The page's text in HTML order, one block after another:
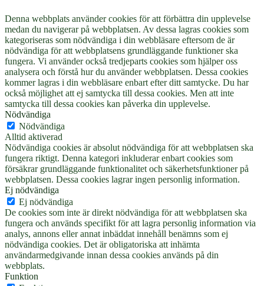
Denna webbplats använder cookies för att förbättra din upplevelse
medan du navigerar på webbplatsen. Av dessa lagras cookies som
kategoriseras som nödvändiga i din webbläsare eftersom de är
nödvändiga för att webbplatsens grundläggande funktioner ska
fungera. Vi använder också tredjeparts cookies som hjälper oss
analysera och förstå hur du använder webbplatsen. Dessa cookies
kommer lagras i din webbläsare enbart efter ditt samtycke. Du har
också möjlighet att ej samtycka till dessa cookies. Men att inte
samtycka till dessa cookies kan påverka din upplevelse.
Nödvändiga
Nödvändiga
Alltid aktiverad
Nödvändiga cookies är absolut nödvändiga för att webbplatsen ska
fungera riktigt. Denna kategori inkluderar enbart cookies som
försäkrar grundläggande funktionalitet och säkerhetsfunktioner på
webbplatsen. Dessa cookies lagrar ingen personlig information.
Ej nödvändiga
Ej nödvändiga
De cookies som inte är direkt nödvändiga för att webbplatsen ska
fungera och används specifikt för att lagra personlig information via
analys, annons eller annat inbäddat innehåll benämns som ej
nödvändiga cookies. Det är obligatoriska att inhämta
användarmedgivande innan dessa cookies används på din
webbplats.
Funktion